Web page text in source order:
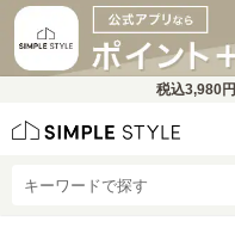
税込3,980円